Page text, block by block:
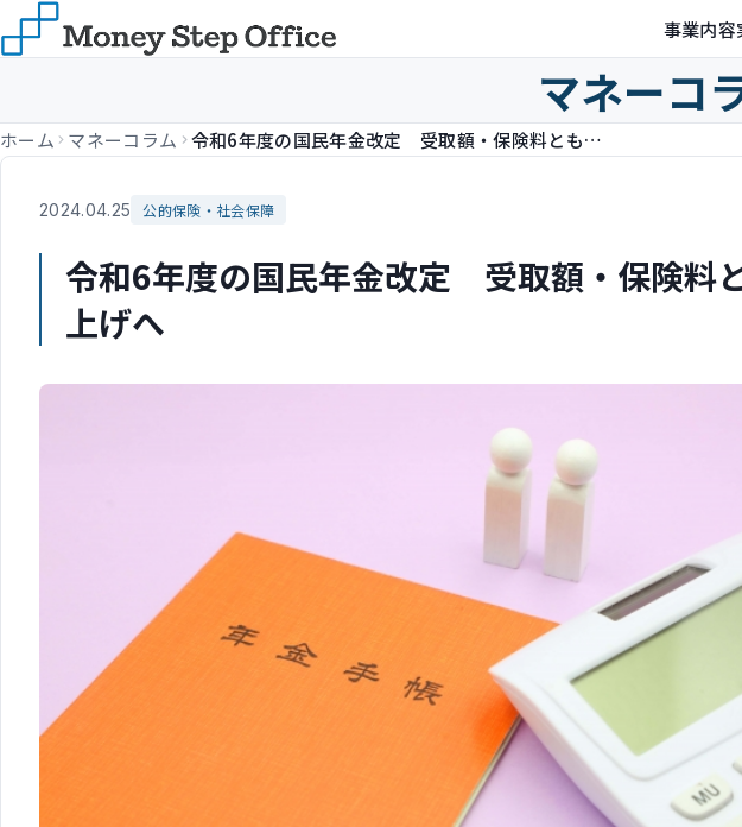
事業内容
マネーコ
ホーム マネーコラム 令和6年度の国民年金改定 受取額・保険料ともに引き上げへ
2024.04.25 公的保険・社会保障
令和6年度の国民年金改定 受取額・保険料
上げへ